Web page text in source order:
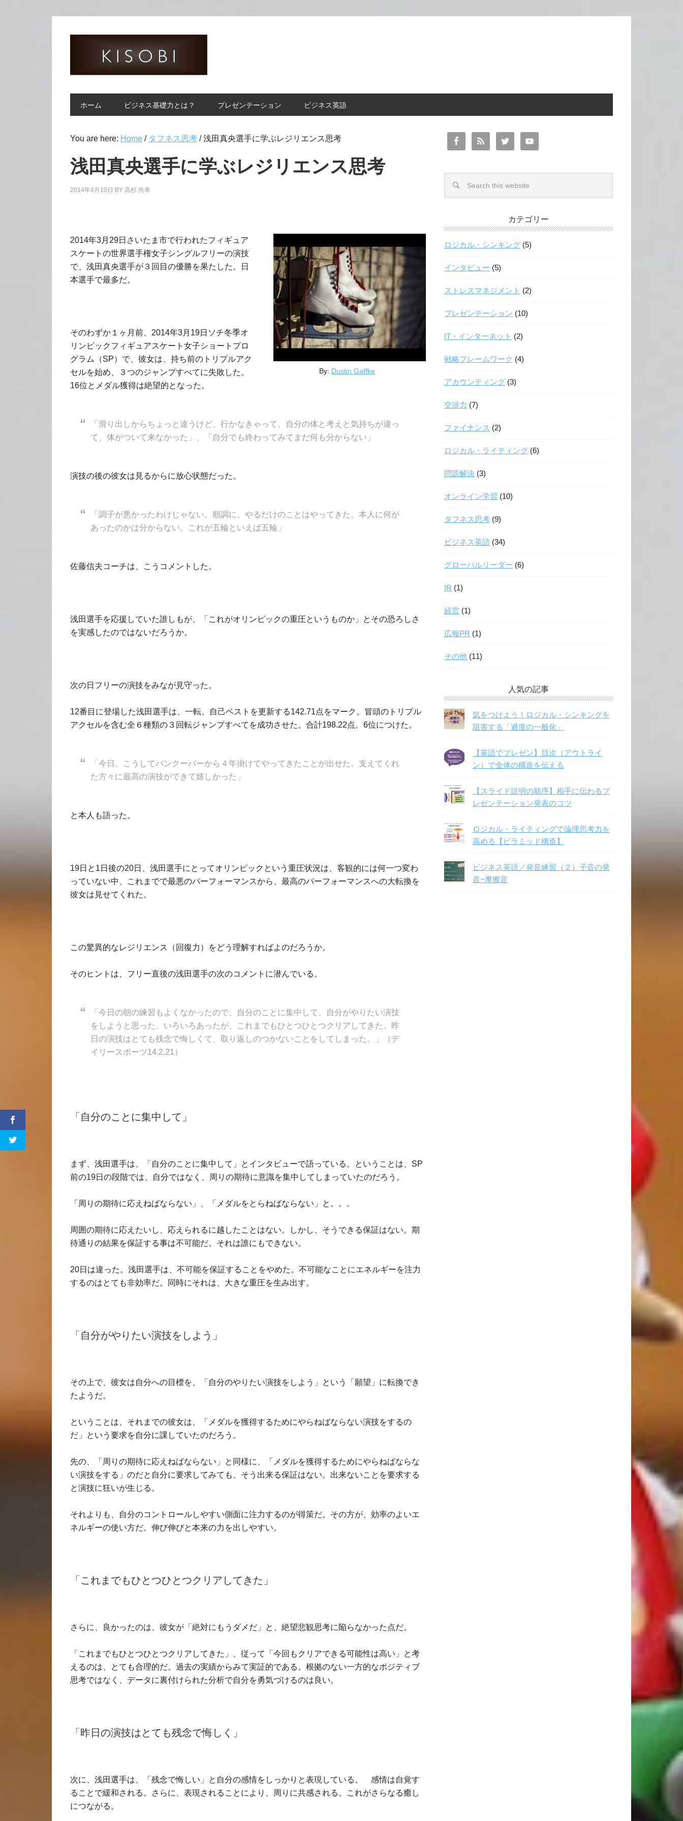
ホーム ビジネス基礎力とは？ プレゼンテーション ビジネス英語
You are here: Home / タフネス思考 /浅田真央選手に学ぶレジリエンス思考
浅田真央選手に学ぶレジリエンス思考
2014年4月10日 BY 高杉 尚孝
By: Dustin Gaffke
2014年3月29日さいたま市で行われたフィギュア
スケートの世界選手権女子シングルフリーの演技
で、浅田真央選手が３回目の優勝を果たした。日
本選手で最多だ。
そのわずか１ヶ月前、2014年3月19日ソチ冬季オ
リンピックフィギュアスケート女子ショートプロ
グラム（SP）で、彼女は、持ち前のトリプルアク
セルを始め、３つのジャンプすべてに失敗した。
16位とメダル獲得は絶望的となった。
「滑り出しからちょっと違うけど、行かなきゃって。自分の体と考えと気持ちが違っ
て、体がついて来なかった」、「自分でも終わってみてまだ何も分からない」
演技の後の彼女は見るからに放心状態だった。
「調子が悪かったわけじゃない。順調に、やるだけのことはやってきた。本人に何が
あったのかは分からない。これが五輪といえば五輪」
佐藤信夫コーチは、こうコメントした。
浅田選手を応援していた誰しもが、「これがオリンピックの重圧というものか」とその恐ろしさ
を実感したのではないだろうか。
次の日フリーの演技をみなが見守った。
12番目に登場した浅田選手は、一転、自己ベストを更新する142.71点をマーク。冒頭のトリプル
アクセルを含む全６種類の３回転ジャンプすべてを成功させた。合計198.22点。6位につけた。
「今日、こうしてバンクーバーから４年掛けてやってきたことが出せた。支えてくれ
た方々に最高の演技ができて嬉しかった」
と本人も語った。
19日と1日後の20日、浅田選手にとってオリンピックという重圧状況は、客観的には何一つ変わ
っていない中、これまでで最悪のパーフォーマンスから、最高のパーフォーマンスへの大転換を
彼女は見せてくれた。
この驚異的なレジリエンス（回復力）をどう理解すればよのだろうか。
そのヒントは、フリー直後の浅田選手の次のコメントに潜んでいる。
「今日の朝の練習もよくなかったので、自分のことに集中して、自分がやりたい演技
をしようと思った。いろいろあったが、これまでもひとつひとつクリアしてきた。昨
日の演技はとても残念で悔しくて、取り返しのつかないことをしてしまった。」（デ
イリースポーツ14.2.21）
「自分のことに集中して」
まず、浅田選手は、「自分のことに集中して」とインタビューで語っている。ということは、SP
前の19日の段階では、自分ではなく、周りの期待に意識を集中してしまっていたのだろう。
「周りの期待に応えねばならない」、「メダルをとらねばならない」と。。。
周囲の期待に応えたいし、応えられるに越したことはない。しかし、そうできる保証はない。期
待通りの結果を保証する事は不可能だ。それは誰にもできない。
20日は違った。浅田選手は、不可能を保証することをやめた。不可能なことにエネルギーを注力
するのはとても非効率だ。同時にそれは、大きな重圧を生み出す。
「自分がやりたい演技をしよう」
その上で、彼女は自分への目標を、「自分のやりたい演技をしよう」という「願望」に転換でき
たようだ。
ということは、それまでの彼女は、「メダルを獲得するためにやらねばならない演技をするの
だ」という要求を自分に課していたのだろう。
先の、「周りの期待に応えねばならない」と同様に、「メダルを獲得するためにやらねばならな
い演技をする」のだと自分に要求してみても、そう出来る保証はない。出来ないことを要求する
と演技に狂いが生じる。
それよりも、自分のコントロールしやすい側面に注力するのが得策だ。その方が、効率のよいエ
ネルギーの使い方だ。伸び伸びと本来の力を出しやすい。
「これまでもひとつひとつクリアしてきた」
さらに、良かったのは、彼女が「絶対にもうダメだ」と、絶望悲観思考に陥らなかった点だ。
「これまでもひとつひとつクリアしてきた」、従って「今回もクリアできる可能性は高い」と考
えるのは、とても合理的だ。過去の実績からみて実証的である。根拠のない一方的なポジティブ
思考ではなく、データに裏付けられた分析で自分を勇気づけるのは良い。
「昨日の演技はとても残念で悔しく」
次に、浅田選手は、「残念で悔しい」と自分の感情をしっかりと表現している。 感情は自覚す
ることで緩和される。さらに、表現されることにより、周りに共感される。これがさらなる癒し
につながる。
カテゴリー
ロジカル・シンキング (5)
インタビュー (5)
ストレスマネジメント (2)
プレゼンテーション (10)
IT・インターネット (2)
戦略フレームワーク (4)
アカウンティング (3)
交渉力 (7)
ファイナンス (2)
ロジカル・ライティング (6)
問題解決 (3)
オンライン学習 (10)
タフネス思考 (9)
ビジネス英語 (34)
グローバルリーダー (6)
IR (1)
経営 (1)
広報PR (1)
その他 (11)
人気の記事
気をつけよう！ロジカル・シンキングを
阻害する「過度の一般化」
【英語でプレゼン】目次（アウトライ
ン）で全体の構造を伝える
【スライド説明の順序】相手に伝わるプ
レゼンテーション発表のコツ
ロジカル・ライティングで論理思考力を
高める【ピラミッド構造】
ビジネス英語／発音練習（２）子音の発
音−摩擦音